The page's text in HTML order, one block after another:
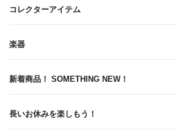
コレクターアイテム
楽器
新着商品！ SOMETHING NEW！
長いお休みを楽しもう！